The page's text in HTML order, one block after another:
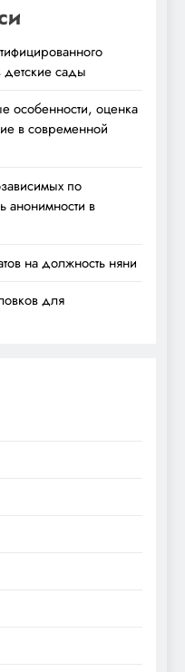
детские сады
особенности, оценка
в современной
по
анонимности в
на должность няни
для